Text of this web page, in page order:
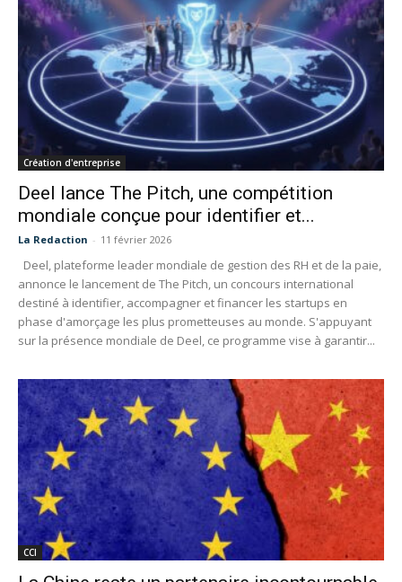
Création d'entreprise
Deel lance The Pitch, une compétition
mondiale conçue pour identifier et...
La Redaction - 11 février 2026
Deel, plateforme leader mondiale de gestion des RH et de la paie,
annonce le lancement de The Pitch, un concours international
destiné à identifier, accompagner et financer les startups en
phase d'amorçage les plus prometteuses au monde. S'appuyant
sur la présence mondiale de Deel, ce programme vise à garantir...
CCI